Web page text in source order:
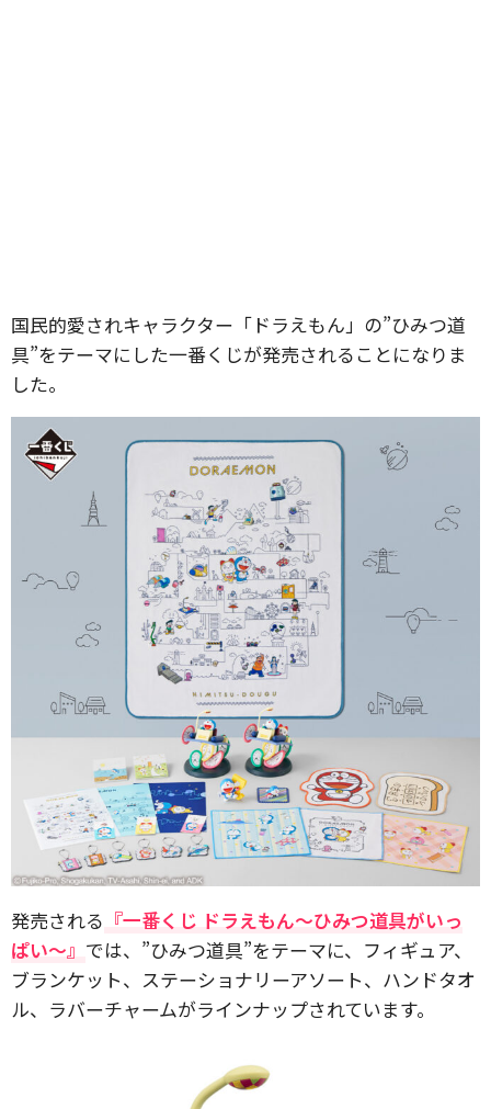
国民的愛されキャラクター「ドラえもん」の”ひみつ道
具”をテーマにした一番くじが発売されることになりま
した。
発売される 『一番くじ ドラえもん～ひみつ道具がいっ
ぱい～』 では、”ひみつ道具”をテーマに、フィギュア、
ブランケット、ステーショナリーアソート、ハンドタオ
ル、ラバーチャームがラインナップされています。